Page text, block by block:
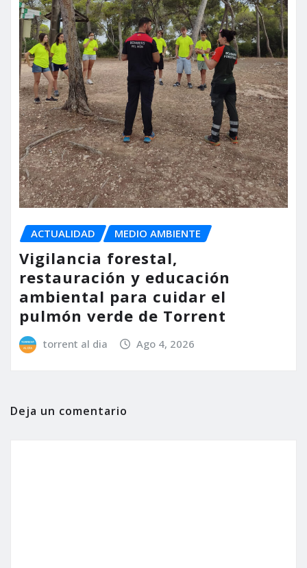
ACTUALIDAD MEDIO AMBIENTE
Vigilancia forestal,
restauración y educación
ambiental para cuidar el
pulmón verde de Torrent
torrent al dia Ago 4, 2026
Deja un comentario